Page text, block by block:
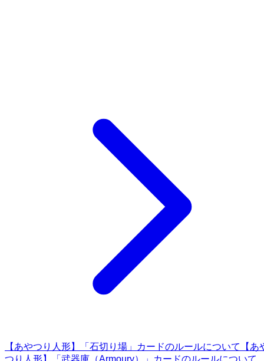
【あやつり人形】「石切り場」カードのルールについて
【あ
つり人形】「武器庫（Armoury）」カードのルールについて